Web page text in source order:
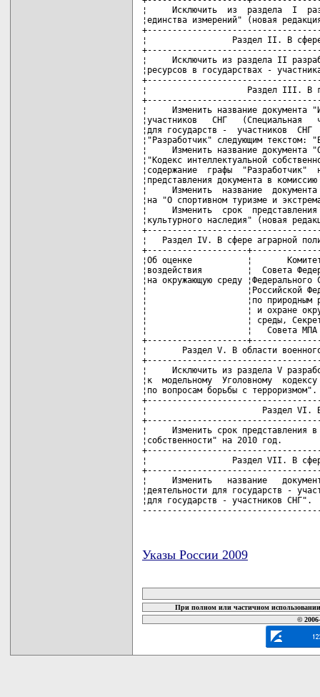
¦     Исключить  из  раздела  I
¦единства измерений"
¦                 Раздел II. В
¦     Исключить из раздела II
¦ресурсов в государствах -
¦                    Раздел III. В
¦     Изменить название документа
¦участников   СНГ   (Специальная
¦для государств -  участников
¦"Разработчик" следующим
¦     Изменить название документа
¦"Кодекс интеллектуальной
¦содержание  графы
¦представления документа в
¦     Изменить  название
¦на "О спортивном туризме и
¦     Изменить  срок
¦культурного наследия"
¦   Раздел IV. В сфере аграрной
+--------------------
¦Об оценке           ¦
¦воздействия         ¦  Совета
¦на окружающую среду
¦                    ¦Российской
¦                    ¦по природным
¦                    ¦ и охране
¦                    ¦ среды,
¦                    ¦   Совета
+--------------------
¦       Раздел V. В области
¦     Исключить из раздела V
¦к  модельному  Уголовному
¦по вопросам борьбы с
¦                       Раздел VI.
¦     Изменить срок представления
¦собственности" на 2010
¦                 Раздел VII. В
¦     Изменить   название
¦деятельности для государств -
¦для государств -
Указы России 2009
При полном или частичном
©